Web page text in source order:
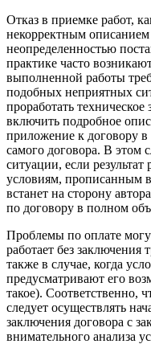
Отказ в приемке работ,
некорректным описанием
неопределенностью
практике часто
выполненной работы
подобных неприятных
проработать техническое
включить подробное
приложение к договору в
самого договора. В этом
ситуации, если результат
условиям, прописанным
встанет на сторону
по договору в полном
Проблемы по оплате
работает без заключения
также в случае, когда
предусматривают его
такое). Соответственно,
следует осуществлять
заключения договора с
внимательного анализа